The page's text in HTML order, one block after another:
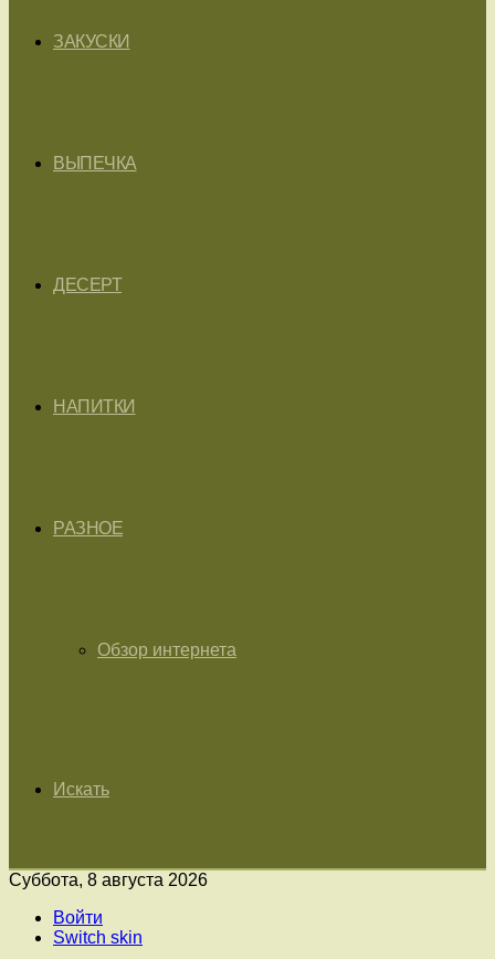
ЗАКУСКИ
ВЫПЕЧКА
ДЕСЕРТ
НАПИТКИ
РАЗНОЕ
Обзор интернета
Искать
Суббота, 8 августа 2026
Войти
Switch skin